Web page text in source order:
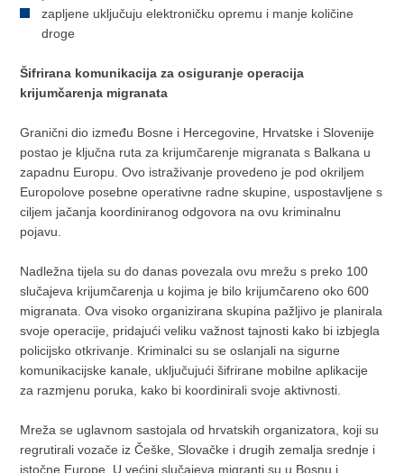
zapljene uključuju elektroničku opremu i manje količine
droge
Šifrirana komunikacija za osiguranje operacija
krijumčarenja migranata
Granični dio između Bosne i Hercegovine, Hrvatske i Slovenije
postao je ključna ruta za krijumčarenje migranata s Balkana u
zapadnu Europu. Ovo istraživanje provedeno je pod okriljem
Europolove posebne operativne radne skupine, uspostavljene s
ciljem jačanja koordiniranog odgovora na ovu kriminalnu
pojavu.
Nadležna tijela su do danas povezala ovu mrežu s preko 100
slučajeva krijumčarenja u kojima je bilo krijumčareno oko 600
migranata. Ova visoko organizirana skupina pažljivo je planirala
svoje operacije, pridajući veliku važnost tajnosti kako bi izbjegla
policijsko otkrivanje. Kriminalci su se oslanjali na sigurne
komunikacijske kanale, uključujući šifrirane mobilne aplikacije
za razmjenu poruka, kako bi koordinirali svoje aktivnosti.
Mreža se uglavnom sastojala od hrvatskih organizatora, koji su
regrutirali vozače iz Češke, Slovačke i drugih zemalja srednje i
istočne Europe. U većini slučajeva migranti su u Bosnu i